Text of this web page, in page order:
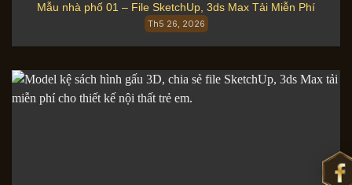
Mẫu nhà phố 01 – File SketchUp, 3ds Max Tải Miễn Phí
Th5 26, 2026